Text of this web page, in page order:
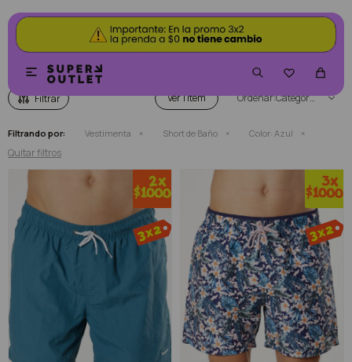

 SHORT DE BAÑO COLOR AZUL
Ver Categoría
Filtrando por: Vestimenta Short de Baño Color: Azul
Quitar filtros